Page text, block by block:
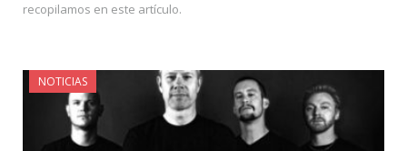
recopilamos en este artículo.
NOTICIAS